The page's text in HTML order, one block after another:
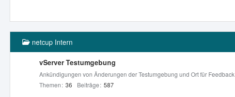
netcup Intern
vServer Testumgebung
Ankündigungen von Änderungen der Testumgebung und Ort für Feedback
Themen 36 Beiträge 587